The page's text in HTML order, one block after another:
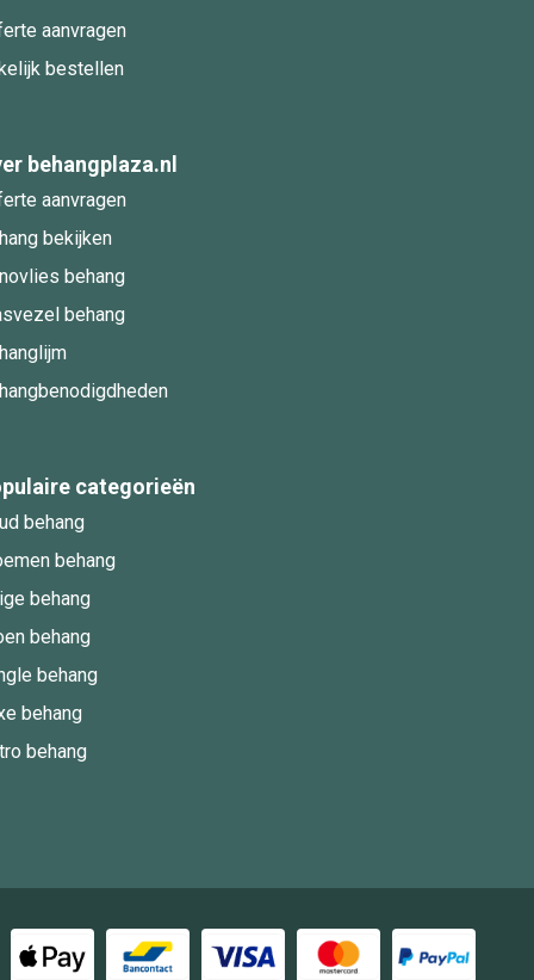
aanvragen
bestellen
behangplaza.nl
aanvragen
bekijken
behang
behang
categorieën
behang
behang
behang
behang
behang
behang
behang